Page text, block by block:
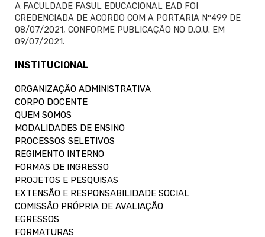
A FACULDADE FASUL EDUCACIONAL EAD FOI
CREDENCIADA DE ACORDO COM A PORTARIA Nº499 DE
08/07/2021, CONFORME PUBLICAÇÃO NO D.O.U. EM
09/07/2021.
INSTITUCIONAL
ORGANIZAÇÃO ADMINISTRATIVA
CORPO DOCENTE
QUEM SOMOS
MODALIDADES DE ENSINO
PROCESSOS SELETIVOS
REGIMENTO INTERNO
FORMAS DE INGRESSO
PROJETOS E PESQUISAS
EXTENSÃO E RESPONSABILIDADE SOCIAL
COMISSÃO PRÓPRIA DE AVALIAÇÃO
EGRESSOS
FORMATURAS